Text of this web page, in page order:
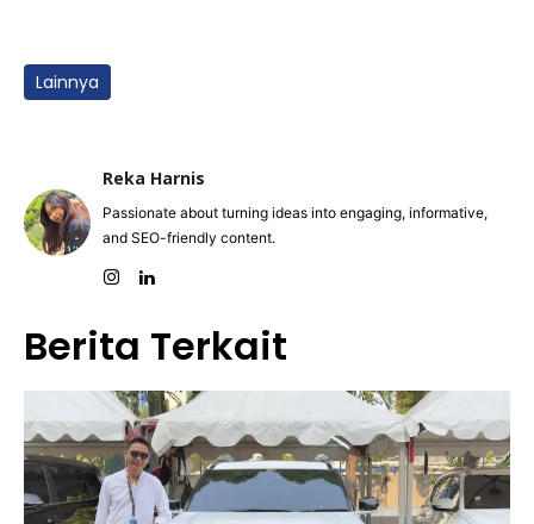
Lainnya
Reka Harnis
Passionate about turning ideas into engaging, informative,
and SEO-friendly content.
Berita Terkait